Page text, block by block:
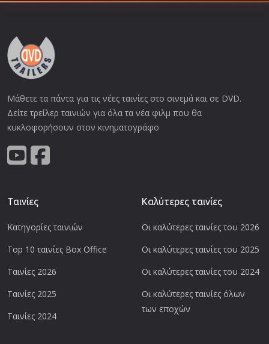
Μάθετε τα πάντα για τις νέες ταινίες στο σινεμά και σε DVD.
Δείτε τρείλερ ταινιών για όλα τα νέα φιλμ που θα
κυκλοφορήσουν στον κινηματογράφο
Ταινίες
Κατηγορίες ταινιών
Top 10 ταινίες Box Office
Ταινίες 2026
Ταινίες 2025
Ταινίες 2024
Καλύτερες ταινίες
Οι καλύτερες ταινίες του 2026
Οι καλύτερες ταινίες του 2025
Οι καλύτερες ταινίες του 2024
Οι καλύτερες ταινίες όλων
των εποχών